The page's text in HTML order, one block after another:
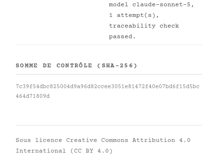
model claude-sonnet-5,
1 attempt(s),
traceability check
passed.
SOMME DE CONTRÔLE (SHA-256)
7c39f54dbc825004d9a96d82ccee3051e81472f40e07bd6f15d5bc
464d71809d
Sous licence Creative Commons Attribution 4.0
International (CC BY 4.0)